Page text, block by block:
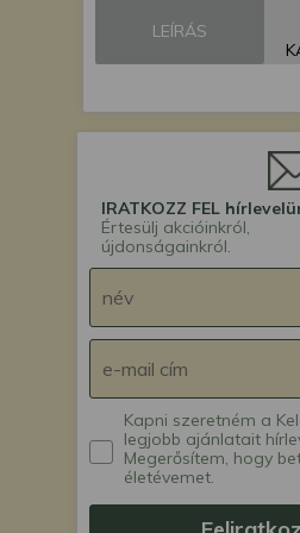
LEÍRÁS
IRATKOZZ FEL
Értesülj akcióinkról,
újdonságainkról.
Kapni szeretném a
legjobb ajánlatait
Megerősítem, hogy
életévemet.